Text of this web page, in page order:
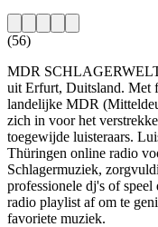
(56)
MDR SCHLAGERWELT
uit Erfurt, Duitsland. Met
landelijke MDR
zich in voor het
toegewijde luisteraars.
Thüringen online radio
Schlagermuziek,
professionele dj's of
radio playlist af om te
favoriete muziek.